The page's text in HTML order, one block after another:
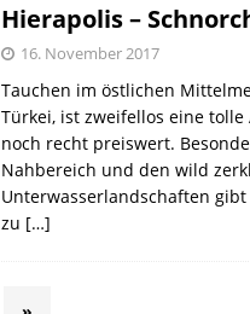
Hierapolis –
16. November 2017
Tauchen im östlichen
Türkei, ist zweifellos eine
noch recht preiswert.
Nahbereich und den wild
Unterwasserlandschaften
zu […]